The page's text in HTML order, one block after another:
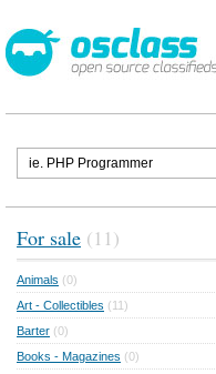
For sale (11)
Animals (0)
Art - Collectibles (11)
Barter (0)
Books - Magazines (0)